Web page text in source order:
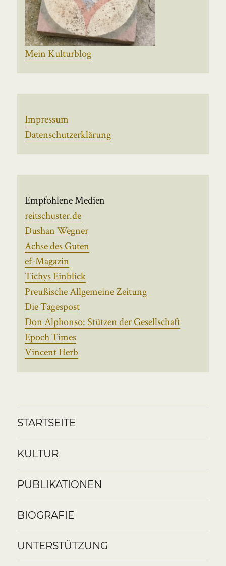
Mein Kulturblog
Impressum
Datenschutzerklärung
Empfohlene Medien
reitschuster.de
Dushan Wegner
Achse des Guten
ef-Magazin
Tichys Einblick
Preußische Allgemeine Zeitung
Die Tagespost
Don Alphonso: Stützen der Gesellschaft
Epoch Times
Vincent Herb
STARTSEITE
KULTUR
PUBLIKATIONEN
BIOGRAFIE
UNTERSTÜTZUNG